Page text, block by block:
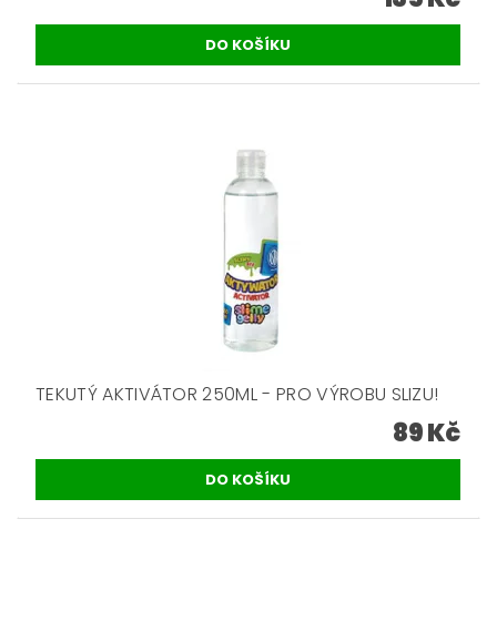
TEKUTÝ AKTIVÁTOR 250ML - PRO VÝROBU SLIZU!
89 Kč